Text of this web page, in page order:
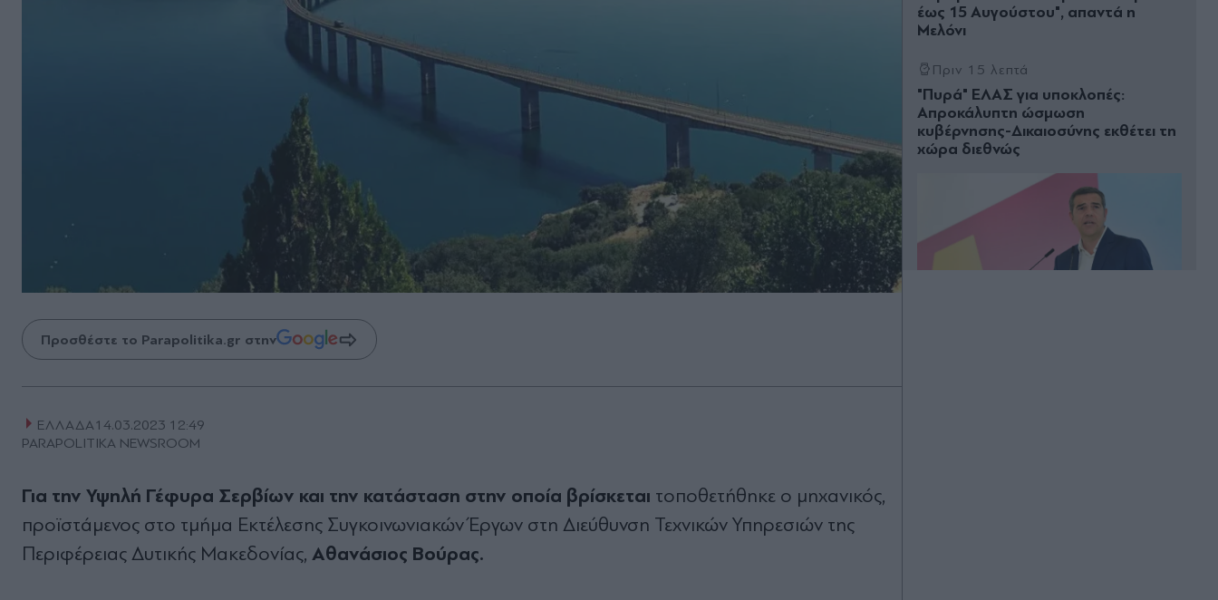
Προσθέστε το Parapolitika.gr στην
ΕΛΛΑΔΑ14.03.2023 12:49
PARAPOLITIKA NEWSROOM
Για την Υψηλή Γέφυρα Σερβίων και την κατάσταση στην οποία βρίσκεται τοποθετήθηκε ο μηχανικός,
προϊστάμενος στο τμήμα Εκτέλεσης Συγκοινωνιακών Έργων στη Διεύθυνση Τεχνικών Υπηρεσιών της
Περιφέρειας Δυτικής Μακεδονίας, Αθανάσιος Βούρας.
έως 15 Αυγούστου", απαντά η
Μελόνι
Πριν 15 λεπτά
"Πυρά" ΕΛΑΣ για υποκλοπές:
Απροκάλυπτη ώσμωση
κυβέρνησης-Δικαιοσύνης εκθέτει τη
χώρα διεθνώς